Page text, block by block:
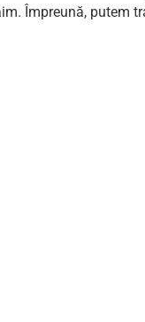
Împreună, putem